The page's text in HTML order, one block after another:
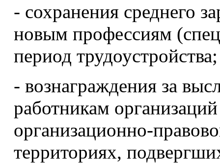
- сохранения среднего
новым профессиям
период трудоустройства;
- вознаграждения за
работникам
организационно-
территориях,